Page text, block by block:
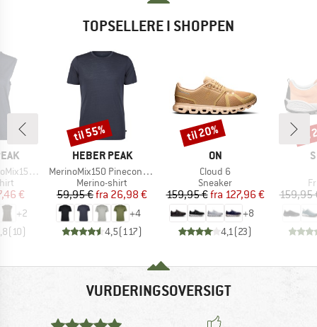
TOPSELLERE I SHOPPEN
Loose Tank
pris
€
+2
(10)
MÆRKE
HEBER PEAK
Artikel
MerinoMix150 PineconeHe. II T-Shirt
Produktgruppe
Merino-shirt
Pris
59,95 € Nedsat pris
fra 26,98 €
+4
4,5(117)
Rabat
til 55%
MÆRKE
ON
Artikel
Cloud 6
Produktgruppe
Sneaker
Pris
159,95 € Nedsat pris
fra 127,96 €
+8
4,1(23)
Rabat
til 20%
159,95
VURDERINGSOVERSIGT